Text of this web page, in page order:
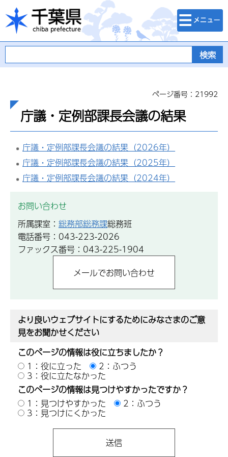
千葉県
検索・メニュ
ー
ページ番号：21992
庁議・定例部課長会議の結果
庁議・定例部課長会議の結果（2026年）
庁議・定例部課長会議の結果（2025年）
庁議・定例部課長会議の結果（2024年）
お問い合わせ
所属課室： 総務部総務課総務班
電話番号：043-223-2026
ファックス番号：043-225-1904
より良いウェブサイトにするためにみなさまのご意
見をお聞かせください
このページの情報は役に立ちましたか？
1：役に立った
2：ふつう
3：役に立たなかった
このページの情報は見つけやすかったですか？
1：見つけやすかった
2：ふつう
3：見つけにくかった